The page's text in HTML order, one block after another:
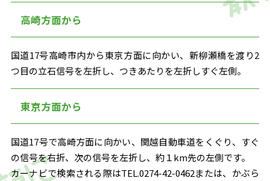
高崎方面から
国道17号高崎市内から東京方面に向かい、新柳瀬橋を渡り2
つ目の立石信号を左折し、つきあたりを左折しすぐ左側。
東京方面から
国道17号で高崎方面に向かい、関越自動車道をくぐり、すぐ
の信号を右折、次の信号を左折し、約１km先の左側です。
カーナビで検索される際はTEL.0274-42-0462または、かぶら